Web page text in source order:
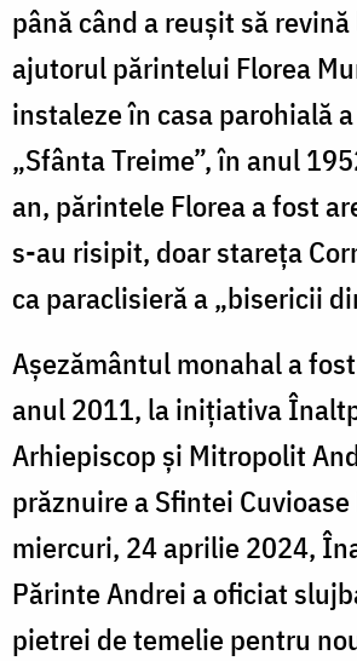
până când a reuşit să revină
ajutorul părintelui Florea
instaleze în casa parohială
„Sfânta Treime”, în anul
an, părintele Florea a fost
s-au risipit, doar stareţa
ca paraclisieră a „bisericii
Așezământul monahal a
anul 2011, la inițiativa
Arhiepiscop și Mitropolit
prăznuire a Sfintei
miercuri, 24 aprilie 2024,
Părinte Andreia oficiat
pietrei de temelie pentru